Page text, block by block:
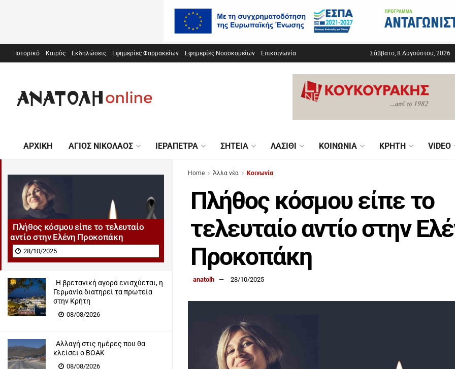
Πλήθος κόσμου είπε το τελευταίο
αντίο στην Ελένη Προκοπάκη
28/10/2025
Η βρετανική αγορά ενισχύεται, η
Γερμανία διατηρεί τα πρωτεία
στην Κρήτη
08/08/2026
Αλλαγή στις ημέρες που θα
κλείσει ο ΒΟΑΚ
08/08/2026
Ιστορικό Καιρός Εκδηλώσεις Εφημερίες Φαρμακείων Εφημερίες Νοσοκομείων Επικοινωνία Σάββατο, 8 Αυγούστου, 2026
ΑΡΧΙΚΉ ΆΓΙΟΣ ΝΙΚΌΛΑΟΣ ΙΕΡΆΠΕΤΡΑ ΣΗΤΕΊΑ ΛΑΣΊΘΙ ΚΟΙΝΩΝΊΑ ΚΡΉΤΗ VIDEO
Home Άλλα νέα Κοινωνία
Πλήθος κόσμου είπε το
τελευταίο αντίο στην
Προκοπάκη
anatolh 28/10/2025